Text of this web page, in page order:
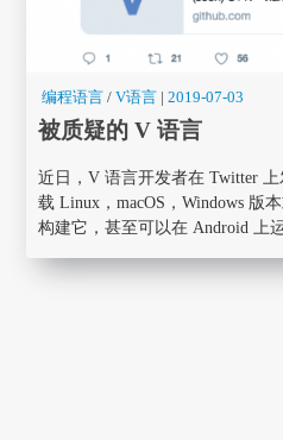
编程语言 / V语言 |2019-07-03
被质疑的 V 语言
近日，V 语言开发者在 Twitter
载 Linux，macOS，Windows 版
构建它，甚至可以在 Android 上运